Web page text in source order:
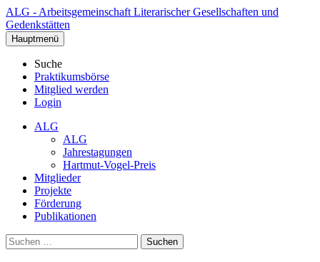
Zum
Inhalt
springen
ALG - Arbeitsgemeinschaft Literarischer Gesellschaften und
Gedenkstätten
Hauptmenü
Suche
Praktikumsbörse
Mitglied werden
Login
ALG
ALG
Jahrestagungen
Hartmut-Vogel-Preis
Mitglieder
Projekte
Förderung
Publikationen
Suchen
nach: